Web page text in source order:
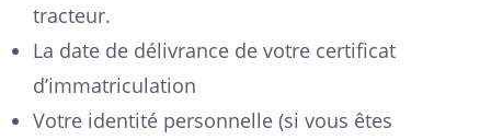
tracteur.
La date de délivrance de votre certificat
d’immatriculation
Votre identité personnelle (si vous êtes